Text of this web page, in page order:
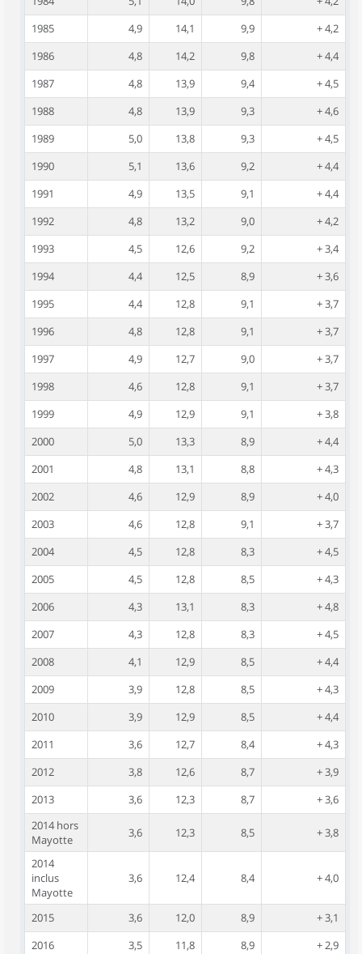
1985
4,9 14,1 9,9
+ 4,2
1986
4,8 14,2 9,8
+ 4,4
1987
4,8 13,9 9,4
+ 4,5
1988
4,8 13,9 9,3
+ 4,6
1989
5,0 13,8 9,3
+ 4,5
1990
5,1 13,6 9,2
+ 4,4
1991
4,9 13,5 9,1
+ 4,4
1992
4,8 13,2 9,0
+ 4,2
1993
4,5 12,6 9,2
+ 3,4
1994
4,4 12,5 8,9
+ 3,6
1995
4,4 12,8 9,1
+ 3,7
1996
4,8 12,8 9,1
+ 3,7
1997
4,9 12,7 9,0
+ 3,7
1998
4,6 12,8 9,1
+ 3,7
1999
4,9 12,9 9,1
+ 3,8
2000
5,0 13,3 8,9
+ 4,4
2001
4,8 13,1 8,8
+ 4,3
2002
4,6 12,9 8,9
+ 4,0
2003
4,6 12,8 9,1
+ 3,7
2004
4,5 12,8 8,3
+ 4,5
2005
4,5 12,8 8,5
+ 4,3
2006
4,3 13,1 8,3
+ 4,8
2007
4,3 12,8 8,3
+ 4,5
2008
4,1 12,9 8,5
+ 4,4
2009
3,9 12,8 8,5
+ 4,3
2010
3,9 12,9 8,5
+ 4,4
2011
3,6 12,7 8,4
+ 4,3
2012
3,8 12,6 8,7
+ 3,9
2013
3,6 12,3 8,7
+ 3,6
2014 hors
Mayotte
3,6 12,3 8,5 + 3,8
2014
inclus
Mayotte
3,6 12,4 8,4 + 4,0
2015 3,6 12,0 8,9
+ 3,1
2016
3,5 11,8 8,9
+ 2,9